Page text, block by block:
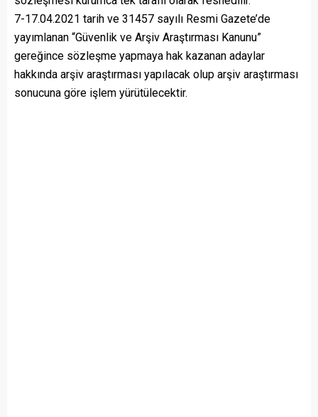
7-17.04.2021 tarih ve 31457 sayılı Resmi Gazete’de
yayımlanan “Güvenlik ve Arşiv Araştırması Kanunu”
gereğince sözleşme yapmaya hak kazanan adaylar
hakkında arşiv araştırması yapılacak olup arşiv araştırması
sonucuna göre işlem yürütülecektir.